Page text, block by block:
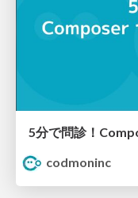
5分で問診！
codmoninc